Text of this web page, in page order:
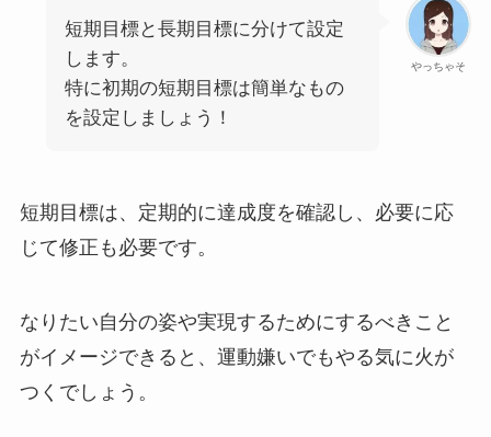
やっちゃそ
短期目標と長期目標に分けて設定
します。
特に初期の短期目標は簡単なもの
を設定しましょう！
短期目標は、定期的に達成度を確認し、必要に応
じて修正も必要です。
なりたい自分の姿や実現するためにするべきこと
がイメージできると、運動嫌いでもやる気に火が
つくでしょう。